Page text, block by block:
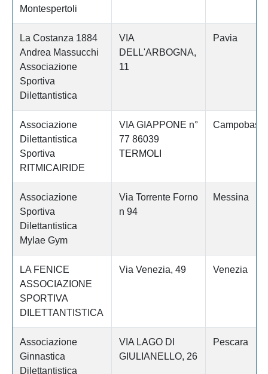
Montespertoli
La Costanza 1884
Andrea Massucchi
Associazione
Sportiva
Dilettantistica
VIA
DELL'ARBOGNA,
11
Pavia
Associazione
Dilettantistica
Sportiva
RITMICAIRIDE
VIA GIAPPONE n°
77 86039
TERMOLI
Associazione
Sportiva
Dilettantistica
Mylae Gym
Via Torrente Forno
n 94
Messina
LA FENICE
ASSOCIAZIONE
SPORTIVA
DILETTANTISTICA
Via Venezia, 49 Venezia
Associazione
Ginnastica
Dilettantistica
VIA LAGO DI
GIULIANELLO, 26
Pescara